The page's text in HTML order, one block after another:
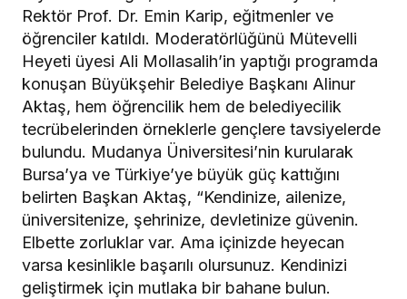
Rektör Prof. Dr. Emin Karip, eğitmenler ve
öğrenciler katıldı. Moderatörlüğünü Mütevelli
Heyeti üyesi Ali Mollasalih’in yaptığı programda
konuşan Büyükşehir Belediye Başkanı Alinur
Aktaş, hem öğrencilik hem de belediyecilik
tecrübelerinden örneklerle gençlere tavsiyelerde
bulundu. Mudanya Üniversitesi’nin kurularak
Bursa’ya ve Türkiye’ye büyük güç kattığını
belirten Başkan Aktaş, “Kendinize, ailenize,
üniversitenize, şehrinize, devletinize güvenin.
Elbette zorluklar var. Ama içinizde heyecan
varsa kesinlikle başarılı olursunuz. Kendinizi
geliştirmek için mutlaka bir bahane bulun.